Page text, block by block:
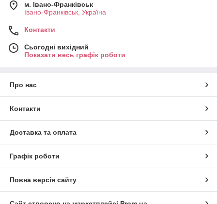
м. Івано-Франківськ
Івано-Франківськ, Україна
Контакти
Сьогодні вихідний
Показати весь графік роботи
Про нас
Контакти
Доставка та оплата
Графік роботи
Повна версія сайту